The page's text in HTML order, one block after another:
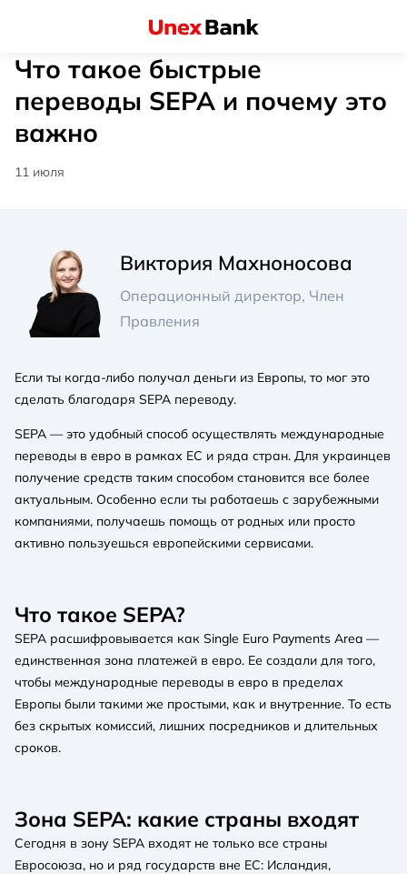
Что такое быстрые
переводы SEPA и почему это
важно
11 июля
Виктория Махноносова
Операционный директор, Член
Правления
Если ты когда-либо получал деньги из Европы, то мог это
сделать благодаря SEPA переводу.
SEPA — это удобный способ осуществлять международные
переводы в евро в рамках ЕС и ряда стран. Для украинцев
получение средств таким способом становится все более
актуальным. Особенно если ты работаешь с зарубежными
компаниями, получаешь помощь от родных или просто
активно пользуешься европейскими сервисами.
Что такое SEPA?
SEPA расшифровывается как Single Euro Payments Area —
единственная зона платежей в евро. Ее создали для того,
чтобы международные переводы в евро в пределах
Европы были такими же простыми, как и внутренние. То есть
без скрытых комиссий, лишних посредников и длительных
сроков.
Зона SEPA: какие страны входят
Сегодня в зону SEPA входят не только все страны
Евросоюза, но и ряд государств вне ЕС: Исландия,